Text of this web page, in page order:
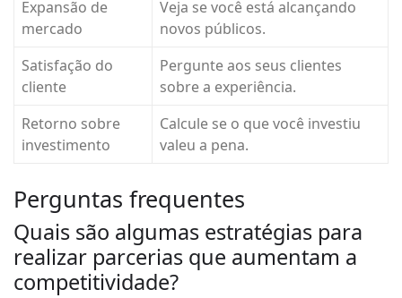
Expansão de
mercado
Veja se você está alcançando
novos públicos.
Satisfação do
cliente
Pergunte aos seus clientes
sobre a experiência.
Retorno sobre
investimento
Calcule se o que você investiu
valeu a pena.
Perguntas frequentes
Quais são algumas estratégias para
realizar parcerias que aumentam a
competitividade?